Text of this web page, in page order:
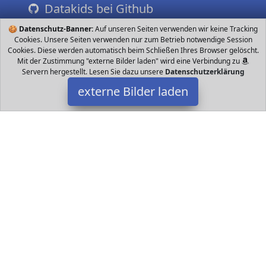
🍪 Datenschutz-Banner:Auf unseren Seiten verwenden wir keine Tracking
Cookies. Unsere Seiten verwenden nur zum Betrieb notwendige Session
Cookies. Diese werden automatisch beim Schließen Ihres Browser gelöscht.
Mit der Zustimmung "externe Bilder laden" wird eine Verbindung zu
Servern hergestellt. Lesen Sie dazu unsere Datenschutzerklärung
externe Bilder laden
Datakids bei Github